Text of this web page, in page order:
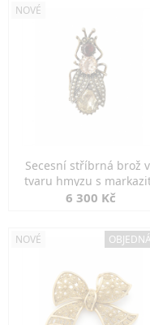
NOVÉ
Secesní stříbrná brož
tvaru hmyzu s
6 300 Kč
NOVÉ